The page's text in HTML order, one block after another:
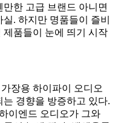
한 고급 브랜드 아니면
. 하지만 명품들이 즐비
품들이 눈에 띄기 시작
장용 하이파이 오디오
경향을 방증하고 있다.
이엔드 오디오가 그와